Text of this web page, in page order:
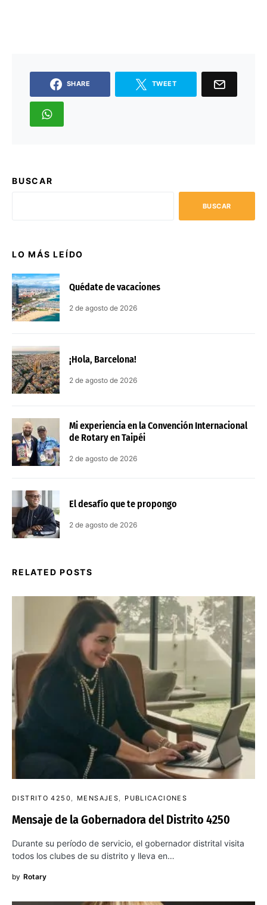
SHARE TWEET
BUSCAR
BUSCAR
LO MÁS LEÍDO
Quédate de vacaciones
2 de agosto de 2026
¡Hola, Barcelona!
2 de agosto de 2026
Mi experiencia en la Convención Internacional
de Rotary en Taipéi
2 de agosto de 2026
El desafío que te propongo
2 de agosto de 2026
RELATED POSTS
DISTRITO 4250 MENSAJES PUBLICACIONES
Mensaje de la Gobernadora del Distrito 4250
Durante su período de servicio, el gobernador distrital visita
todos los clubes de su distrito y lleva en…
by Rotary